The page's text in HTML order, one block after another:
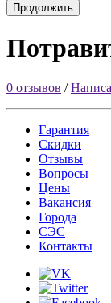
Продолжить
0 отзывов /
Гарантия
Скидки
Отзывы
Вопросы
Цены
Вакансия
Города
СЭС
Контакты